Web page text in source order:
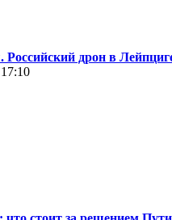
дрон в